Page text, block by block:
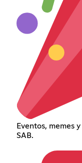
Eventos, memes
SAB.